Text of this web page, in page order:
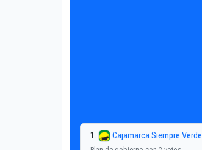
1. Cajamarca Siempre Verde